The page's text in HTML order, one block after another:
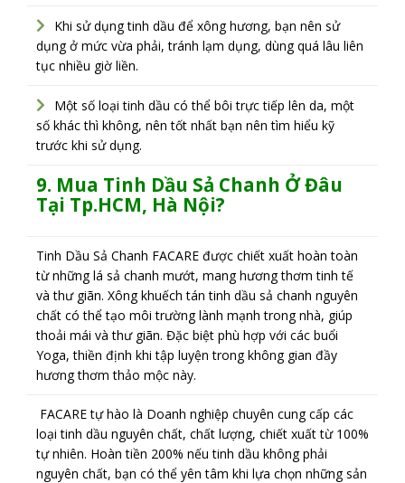
Khi sử dụng tinh dầu để xông hương, bạn nên sử
dụng ở mức vừa phải, tránh lạm dụng, dùng quá lâu liên
tục nhiều giờ liền.
Một số loại tinh dầu có thể bôi trực tiếp lên da, một
số khác thì không, nên tốt nhất bạn nên tìm hiểu kỹ
trước khi sử dụng.
9. Mua Tinh Dầu Sả Chanh Ở Đâu
Tại Tp.HCM, Hà Nội?
Tinh Dầu Sả Chanh FACARE được chiết xuất hoàn toàn
từ những lá sả chanh mướt, mang hương thơm tinh tế
và thư giãn. Xông khuếch tán tinh dầu sả chanh nguyên
chất có thể tạo môi trường lành mạnh trong nhà, giúp
thoải mái và thư giãn. Đặc biệt phù hợp với các buổi
Yoga, thiền định khi tập luyện trong không gian đầy
hương thơm thảo mộc này.
FACARE tự hào là Doanh nghiệp chuyên cung cấp các
loại tinh dầu nguyên chất, chất lượng, chiết xuất từ 100%
tự nhiên. Hoàn tiền 200% nếu tinh dầu không phải
nguyên chất, bạn có thể yên tâm khi lựa chọn những sản